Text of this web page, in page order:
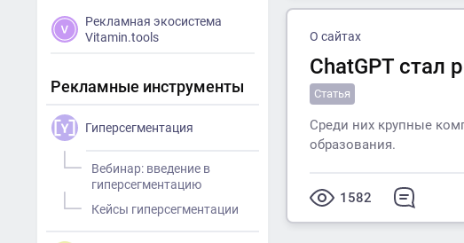
О сайтах
ChatGPT стал
Статья
Среди них крупные
образования.
1582
Рекламная экосистема
Vitamin.tools
Рекламные инструменты
Гиперсегментация
Вебинар: введение в
гиперсегментацию
Кейсы гиперсегментации